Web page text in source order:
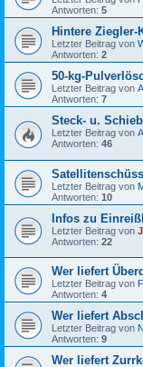
Antworten: 5
Hintere Ziegler-
Letzter Beitrag von
Antworten: 2
50-kg-
Letzter Beitrag von
Antworten: 7
Steck- u.
Letzter Beitrag von
Antworten: 46
Letzter Beitrag von
Antworten: 10
Infos zu
Letzter Beitrag von
Antworten: 22
Wer liefert
Letzter Beitrag von
Antworten: 4
Wer liefert
Letzter Beitrag von
Antworten: 9
Wer liefert